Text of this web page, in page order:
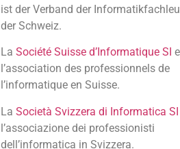
ist der Verband der
der Schweiz.
La Société Suisse d’Informatique SI
l’association des professionnels de
l’informatique en Suisse.
La Società Svizzera di Informatica SI
l’associazione dei professionisti
dell’informatica in Svizzera.